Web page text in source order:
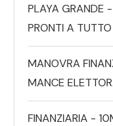
PLAYA GRANDE
PRONTI A TUTTO
MANOVRA
MANCE
FINANZIARIA -